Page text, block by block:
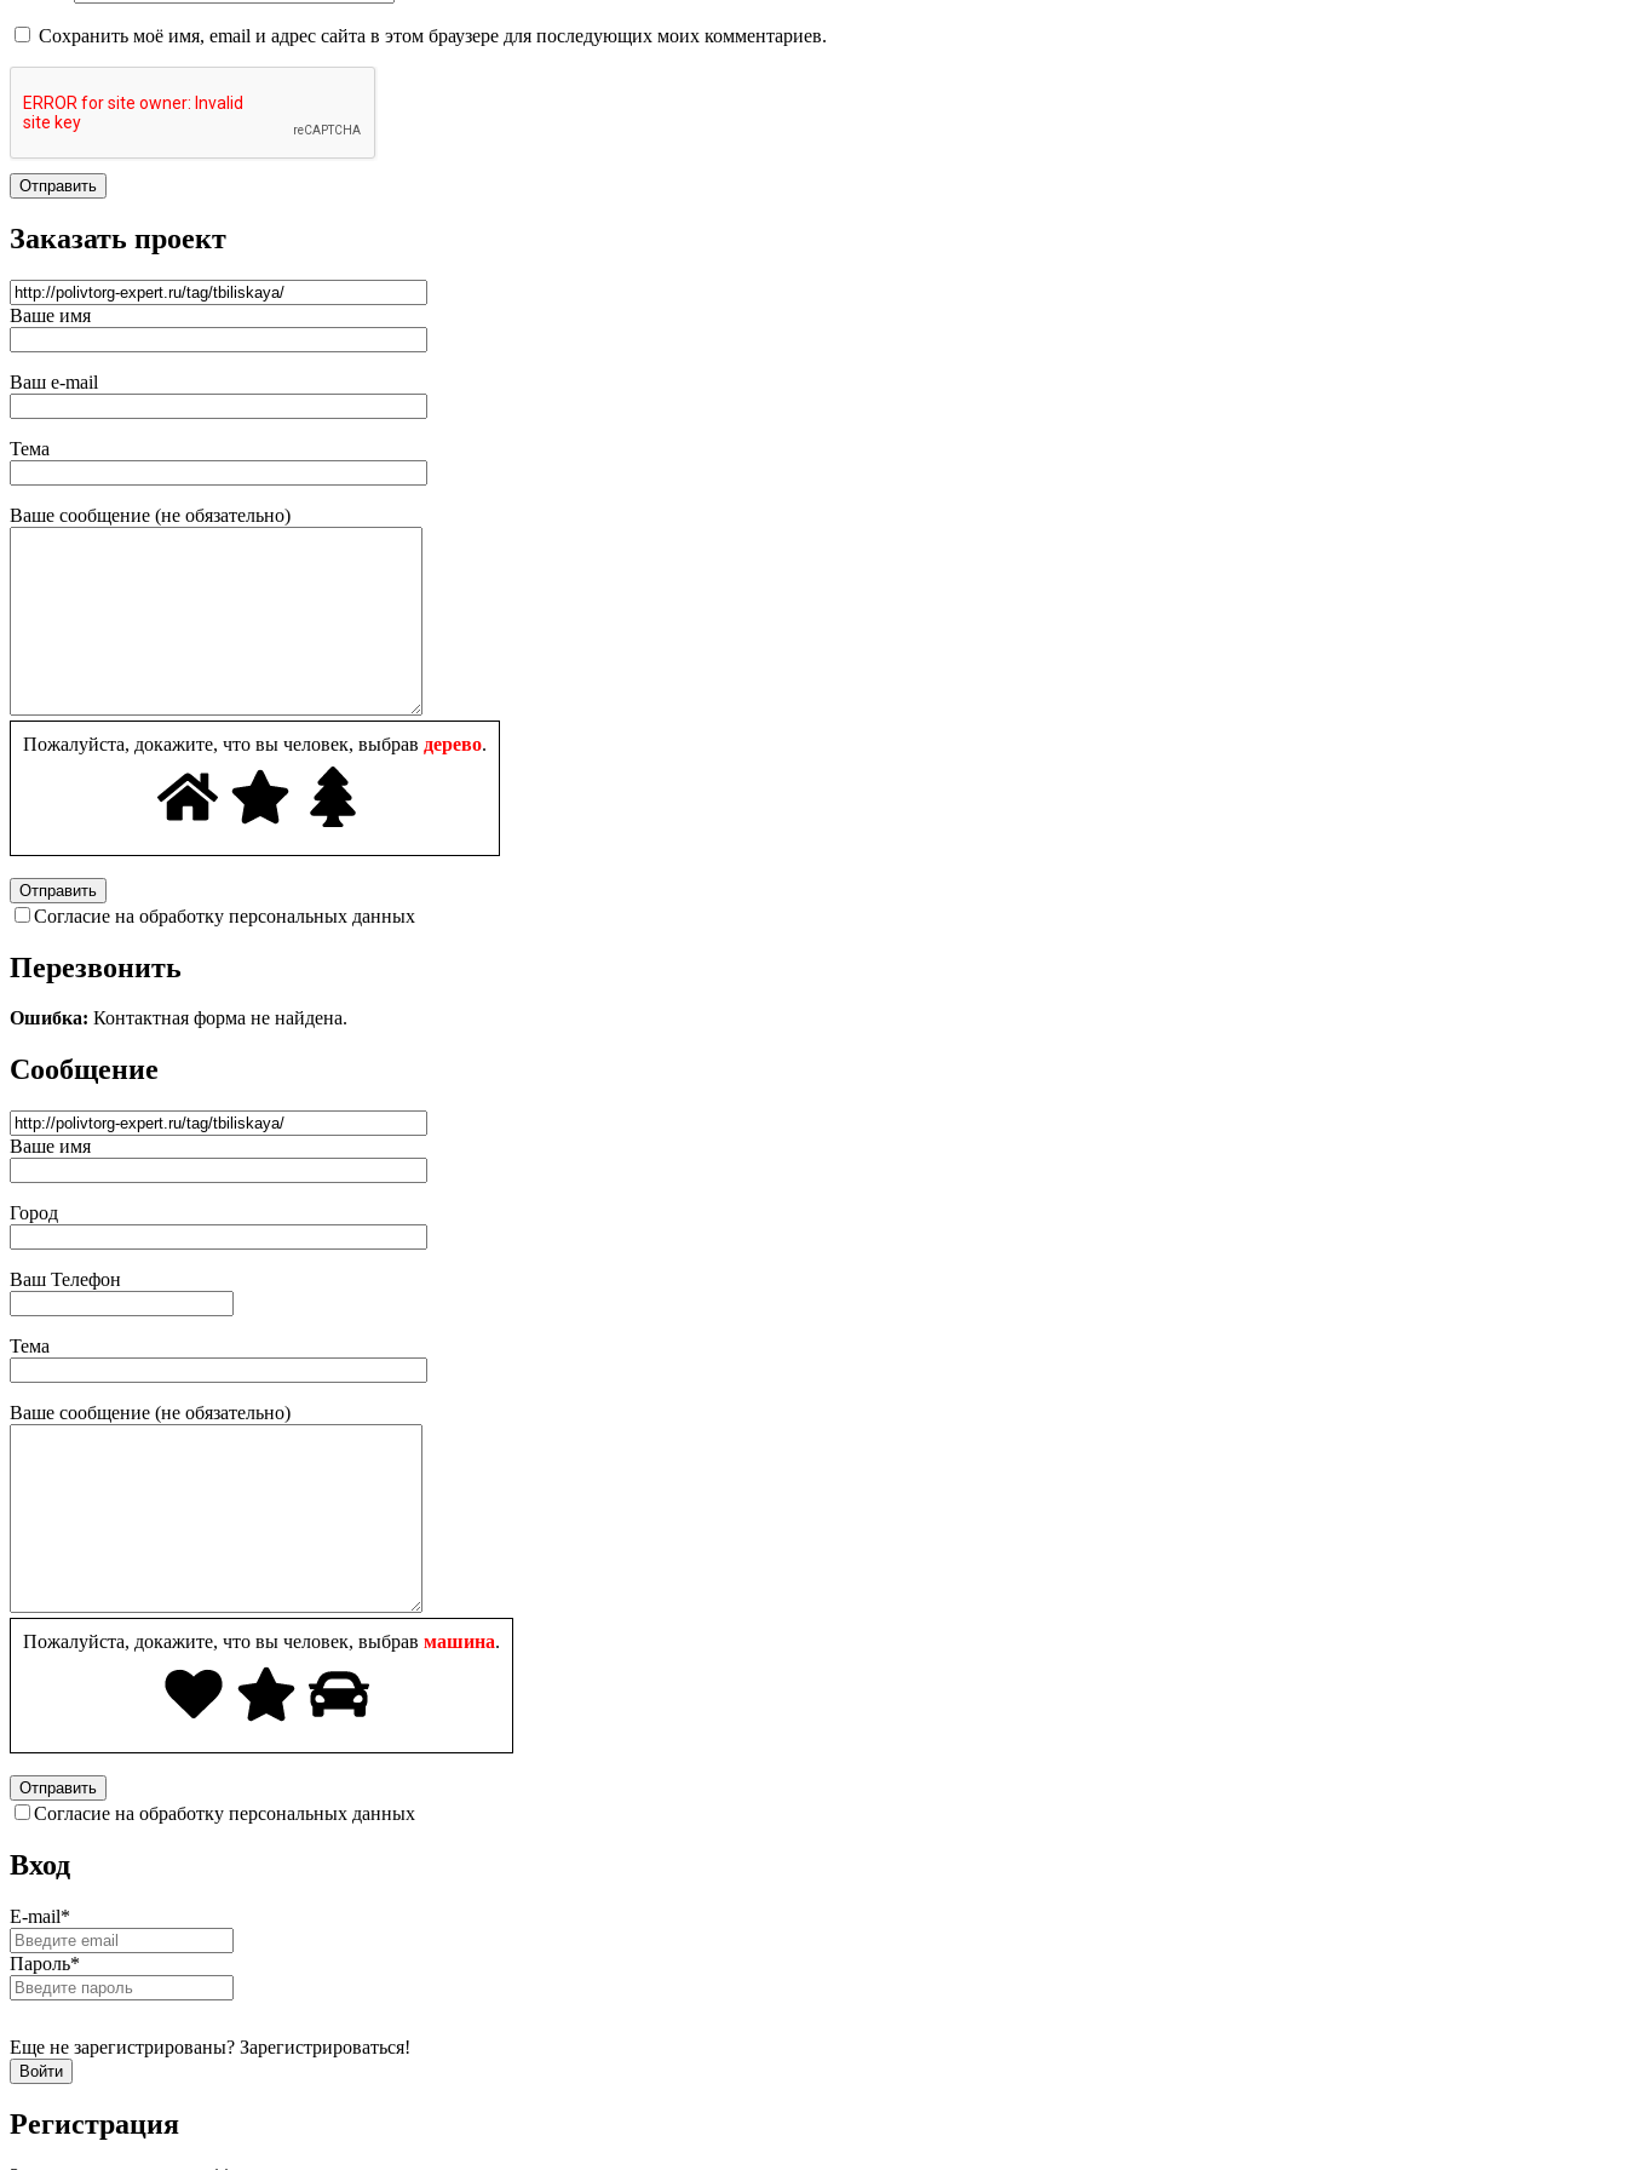
Сохранить моё имя, email и адрес сайта в этом браузере для последующих моих комментариев.
Отправить
Заказать проект
Ваше имя
Ваш e-mail
Тема
Ваше сообщение (не обязательно)
Пожалуйста, докажите, что вы человек, выбрав дерево.
Согласие на обработку персональных данных
Перезвонить
Ошибка: Контактная форма не найдена.
Сообщение
Ваше имя
Город
Ваш Телефон
Тема
Ваше сообщение (не обязательно)
Пожалуйста, докажите, что вы человек, выбрав машина.
Согласие на обработку персональных данных
Вход
E-mail*
Пароль*
Еще не зарегистрированы? Зарегистрироваться!
Регистрация